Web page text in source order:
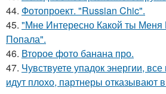
44. Фотопроект. "Russian Chic".
45. "Мне Интересно Какой ты
Попала".
46. Второе фото банана про.
47. Чувствуете упадок энергии,
идут плохо, партнеры отказывают